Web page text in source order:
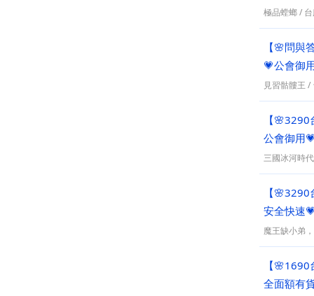
極品螳螂/
【🌸問與
💗公會御
見習骷髏王 /
【
公會御用
三國冰河時代
【
安全快速
魔王缺小弟
【
全面額有